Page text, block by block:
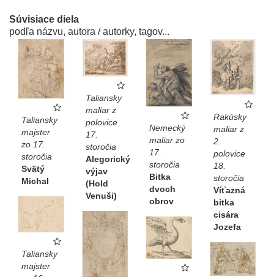
Súvisiace diela
podľa názvu, autora / autorky, tagov...
Taliansky
majster
zo 17.
storočia
Svätý
Michal
Taliansky
maliar z
polovice
17.
storočia
Alegorický
výjav
(Hold
Venuši)
Nemecký
maliar zo
17.
storočia
Bitka
dvoch
obrov
Rakúsky
maliar z
2.
polovice
18.
storočia
Víťazná
bitka
cisára
Jozefa
Taliansky
majster